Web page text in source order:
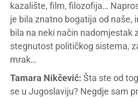
kazalište, film, filozofija…
je bila znatno bogatija od naše,
bila na neki način nadomjestak
stegnutost političkog sistema,
mrak…
Tamara Nikčević: Šta ste od
se u Jugoslaviju? Negdje sam